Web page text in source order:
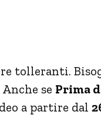
tolleranti.
se Prima
a partire dal